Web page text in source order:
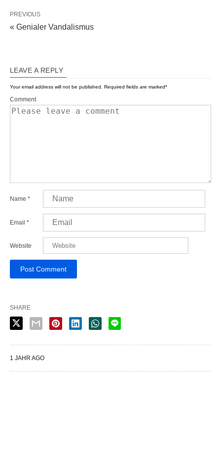
PREVIOUS
« Genialer Vandalismus
LEAVE A REPLY
Your email address will not be published. Required fields are marked*
Comment
Name *
Email *
Website
SHARE
1 JAHR AGO